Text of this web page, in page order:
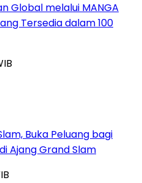
Global melalui MANGA
Tersedia dalam 100
Buka Peluang bagi
Ajang Grand Slam